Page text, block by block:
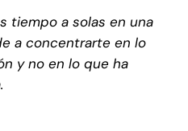
tiempo a solas en una
a concentrarte en lo
y no en lo que ha